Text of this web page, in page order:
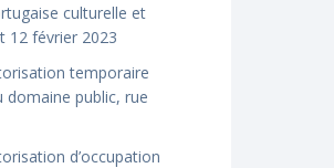
culturelle et
12 février 2023
temporaire
domaine public, rue
d’occupation